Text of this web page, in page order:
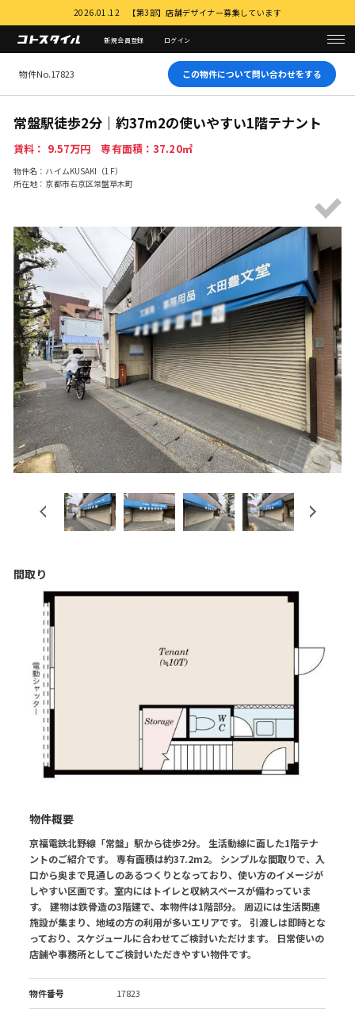
2026.01.12 【第3部】店舗デザイナー募集しています
新規会員登録 ログイン
物件No.17823 この物件について問い合わせをする
常盤駅徒歩2分｜約37m2の使いやすい1階テナント
賃料： 9.57万円 専有面積：37.20㎡
物件名：ハイムKUSAKI（1F）
所在地：京都市右京区常盤草木町
Previous
間取り
物件概要
京福電鉄北野線「常盤」駅から徒歩2分。 生活動線に面した1階テナ
ントのご紹介です。 専有面積は約37.2m2。 シンプルな間取りで、入
口から奥まで見通しのあるつくりとなっており、使い方のイメージが
しやすい区画です。室内にはトイレと収納スペースが備わっていま
す。 建物は鉄骨造の3階建で、本物件は1階部分。 周辺には生活関連
施設が集まり、地域の方の利用が多いエリアです。 引渡しは即時とな
っており、スケジュールに合わせてご検討いただけます。 日常使いの
店舗や事務所としてご検討いただきやすい物件です。
物件番号 17823